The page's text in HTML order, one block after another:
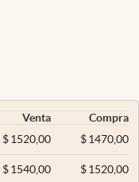
Venta
Compra
$ 1520,00 $1470,00
$ 1540,00 $1520,00